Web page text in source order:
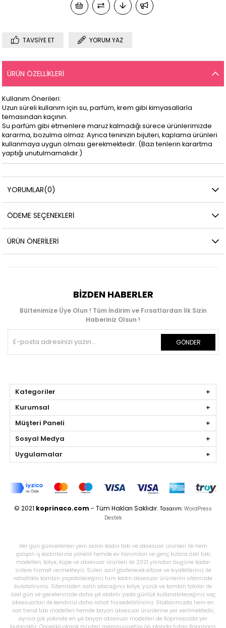
TAVSIYE ET YORUM YAZ
ÜRÜN ÖZELLIKLERI
Kullanım Önerileri:
Uzun süreli kullanım için su, parfüm, krem gibi kimyasallarla
temasından kaçının.
Su parfüm gibi etmenlere maruz kalmadığı sürece ürünlerimizde
kararma, bozulma olmaz. Ayrıca teninizin bijuteri, kaplama ürünleri
kullanmaya uygun olması gerekmektedir. (Bazı tenlerin karartma
yaptığı unutulmamalıdır.)
YORUMLAR(0)
ÖDEME SEÇENEKLERI
ÜRÜN ÖNERILERI
BIZDEN HABERLER
Bültenimize Üye Olun ! Tüm İndirim ve Fırsatlardan İlk Sizin
Haberiniz Olsun !
GÖNDER
Kategoriler
Kurumsal
Müşteri Paneli
Sosyal Medya
Uygulamalar
© 2021 koprinaco.com - Tüm Hakları Saklıdır. Tasarım: WordPress
Destek
Her gün güncellenen yeni sezon kadın takı ve aksesuar ürünleri ile hem
çalışan iş kadınlarına yönelik hemde ev hanımları ve genç kızlara özel takı
modelleri, kolye, küpe ve aksesuar ürünleri ile 2021 yılından bugüne kadar
sizlere hizmet vermekteyiz. Sizleri zarif gösterecek elbise ve kıyafetleriniz ile
rahatlıkla kombin yapabileceğiniz tüm kadın aksesuar ürünlerini sitemizde
bulabilirsiniz. Sitemizden satın alacağınız kolye, yüzük ve kombin takılar ile
özel gün ve gecelerinizde daha şık olabilir yada günlük kullanabileceğiniz saç
aksesuarları ile kendinizi daha rahat hissedebilirsiniz. Stoklarımızda hem en
son trend takı modelleri hemde bayan aksesuar ürünlerine yer verilmektedir,
ayrıca çok yakında en şık bayan aksesuar modelleri de Koprinaco'da yer